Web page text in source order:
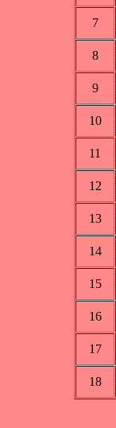
7
8
9
10
11
12
13
14
15
16
17
18